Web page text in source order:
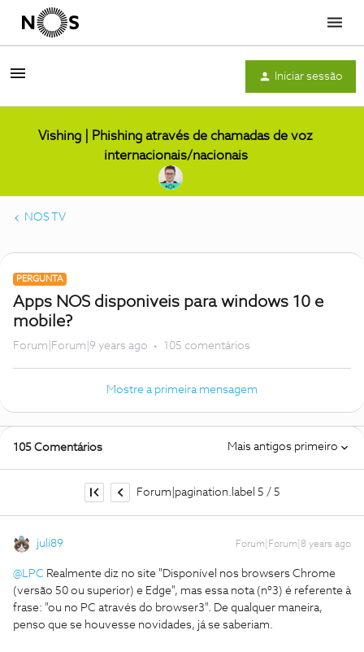
Menu
Iniciar sessão
Vishing | Phishing através de chamadas de voz
internacionais/nacionais
NOS TV
PERGUNTA
Apps NOS disponiveis para windows 10 e
mobile?
Forum|Forum|9 years ago 105 comentários
Mostre a primeira mensagem
105 Comentários Mais antigos primeiro
Forum|pagination.label 5 / 5
juli89 Forum|Forum|8 years ago
@LPC Realmente diz no site "Disponível nos browsers Chrome
(versão 50 ou superior) e Edge", mas essa nota (nº3) é referente à
frase: "ou no PC através do browser3". De qualquer maneira,
penso que se houvesse novidades, já se saberiam.